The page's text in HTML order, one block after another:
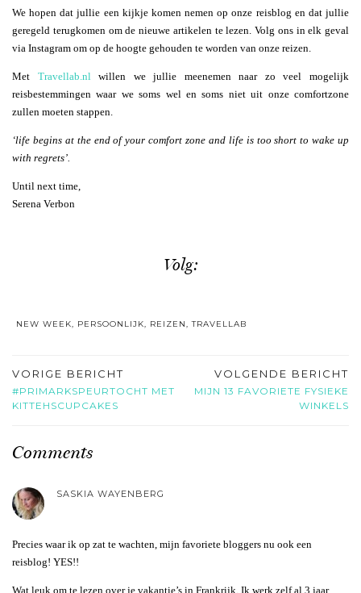
We hopen dat jullie een kijkje komen nemen op onze reisblog en dat jullie
geregeld terugkomen om de nieuwe artikelen te lezen. Volg ons in elk geval
via Instagram om op de hoogte gehouden te worden van onze reizen.
Met Travellab.nlwillen we jullie meenemen naar zo veel mogelijk
reisbestemmingen waar we soms wel en soms niet uit onze comfortzone
zullen moeten stappen.
‘life begins at the end of your comfort zone and life is too short to wake up
with regrets’.
Until next time,
Serena Verbon
Volg:
NEW WEEK, PERSOONLIJK, REIZEN,TRAVELLAB
VORIGE BERICHT
#PRIMARKSPEURTOCHT MET
KITTEHSCUPCAKES
VOLGENDE BERICHT
MIJN 13 FAVORIETE FYSIEKE
WINKELS
Comments
SASKIA WAYENBERG
Precies waar ik op zat te wachten, mijn favoriete bloggers nu ook een
reisblog! YES!!
Wat leuk om te lezen over je vakantie’s in Frankrijk. Ik werk zelf al 3 jaar